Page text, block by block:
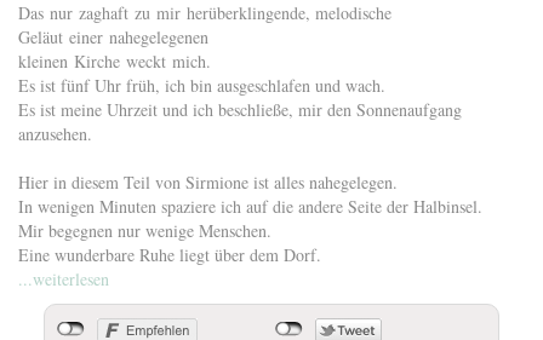
Das nur zaghaft zu mir herüberklingende, melodische
Geläut einer nahegelegenen
kleinen Kirche weckt mich.
Es ist fünf Uhr früh, ich bin ausgeschlafen und wach.
Es ist meine Uhrzeit und ich beschließe, mir den Sonnenaufgang
anzusehen.
Hier in diesem Teil von Sirmione ist alles nahegelegen.
In wenigen Minuten spaziere ich auf die andere Seite der Halbinsel.
Mir begegnen nur wenige Menschen.
Eine wunderbare Ruhe liegt über dem Dorf.
...weiterlesen